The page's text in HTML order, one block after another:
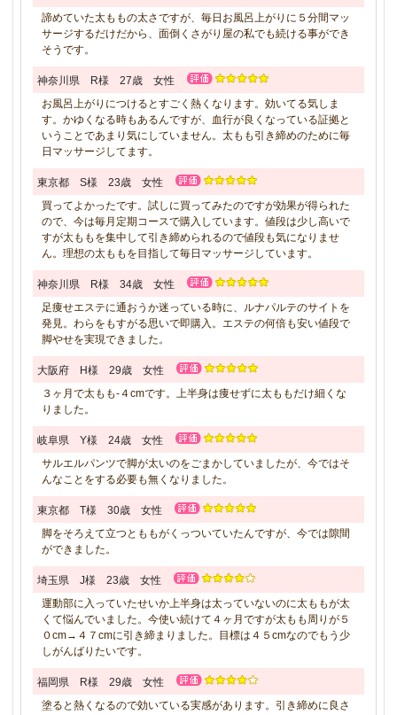
諦めていた太ももの太さですが、毎日お風呂上がりに５分間マッ
サージするだけだから、面倒くさがり屋の私でも続ける事ができ
そうです。
神奈川県 R様 27歳 女性
お風呂上がりにつけるとすごく熱くなります。効いてる気しま
す。かゆくなる時もあるんですが、血行が良くなっている証拠と
いうことであまり気にしていません。太もも引き締めのために毎
日マッサージしてます。
東京都 S様 23歳 女性
買ってよかったです。試しに買ってみたのですが効果が得られた
ので、今は毎月定期コースで購入しています。値段は少し高いで
すが太ももを集中して引き締められるので値段も気になりませ
ん。理想の太ももを目指して毎日マッサージしています。
神奈川県 R様 34歳 女性
足痩せエステに通おうか迷っている時に、ルナパルテのサイトを
発見。わらをもすがる思いで即購入。エステの何倍も安い値段で
脚やせを実現できました。
大阪府 H様 29歳 女性
３ヶ月で太もも-４cmです。上半身は痩せずに太ももだけ細くな
りました。
岐阜県 Y様 24歳 女性
サルエルパンツで脚が太いのをごまかしていましたが、今ではそ
んなことをする必要も無くなりました。
東京都 T様 30歳 女性
脚をそろえて立つとももがくっついていたんですが、今では隙間
ができました。
埼玉県 J様 23歳 女性
運動部に入っていたせいか上半身は太っていないのに太ももが太
くて悩んでいました。今使い続けて４ヶ月ですが太もも周りが５
０cm→４７cmに引き締まりました。目標は４５cmなのでもう少
しがんばりたいです。
福岡県 R様 29歳 女性
塗ると熱くなるので効いている実感があります。引き締めに良さ